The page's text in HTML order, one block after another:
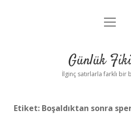
Anasayfa
Yasal Uyarı
menüyü
Günlük
İlginç satırlarla farklı bir
Etiket: Boşaldıktan sonra